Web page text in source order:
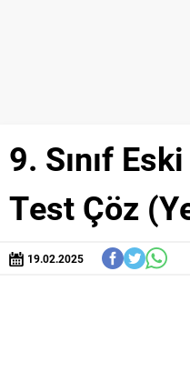
9. Sınıf
Test Çöz
19.02.2025